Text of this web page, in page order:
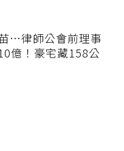
…律師公會前理事
億！豪宅藏158公